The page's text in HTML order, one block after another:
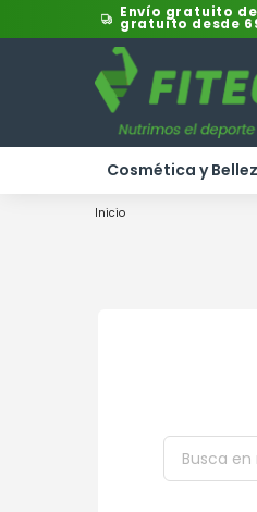
Envío gratuito
gratuito desde
Cosmética y
Inicio